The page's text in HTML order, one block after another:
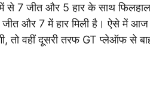
जीत और 5 हार के साथ फिलहाल
और 7 में हार मिली है। ऐसे में
तो वहीं दूसरी तरफ GT प्लेऑफ से